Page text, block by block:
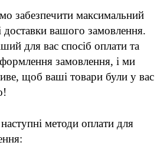
забезпечити максимальний
вашого замовлення.
для вас спосіб оплати та
замовлення, і ми
щоб ваші товари були у вас
методи оплати для